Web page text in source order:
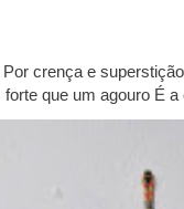
crença e
que um agouro É